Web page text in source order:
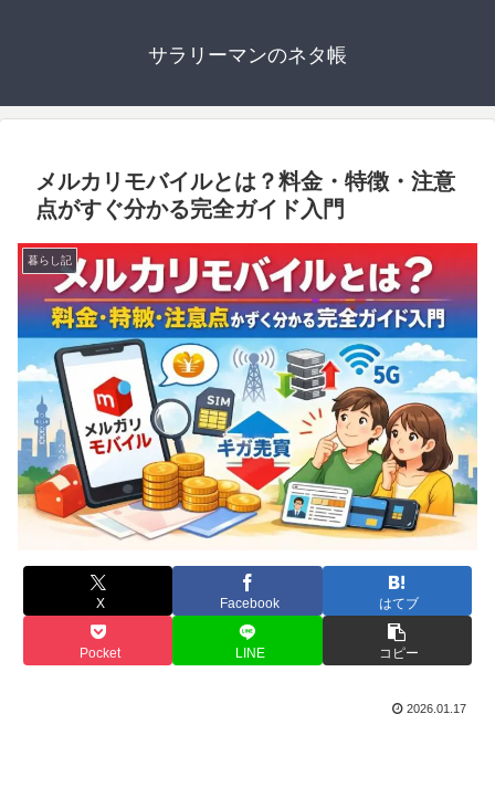
サラリーマンのネタ帳
メルカリモバイルとは？料金・特徴・注意
点がすぐ分かる完全ガイド入門
暮らし記
X Facebook はてブ
Pocket LINE コピー
2026.01.17